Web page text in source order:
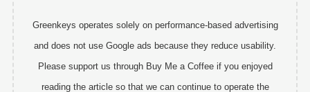
Greenkeys operates solely on performance-based advertising
and does not use Google ads because they reduce usability.
Please support us through Buy Me a Coffee if you enjoyed
reading the article so that we can continue to operate the